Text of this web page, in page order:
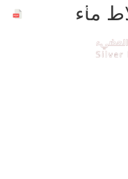
ملفات الشركةماء